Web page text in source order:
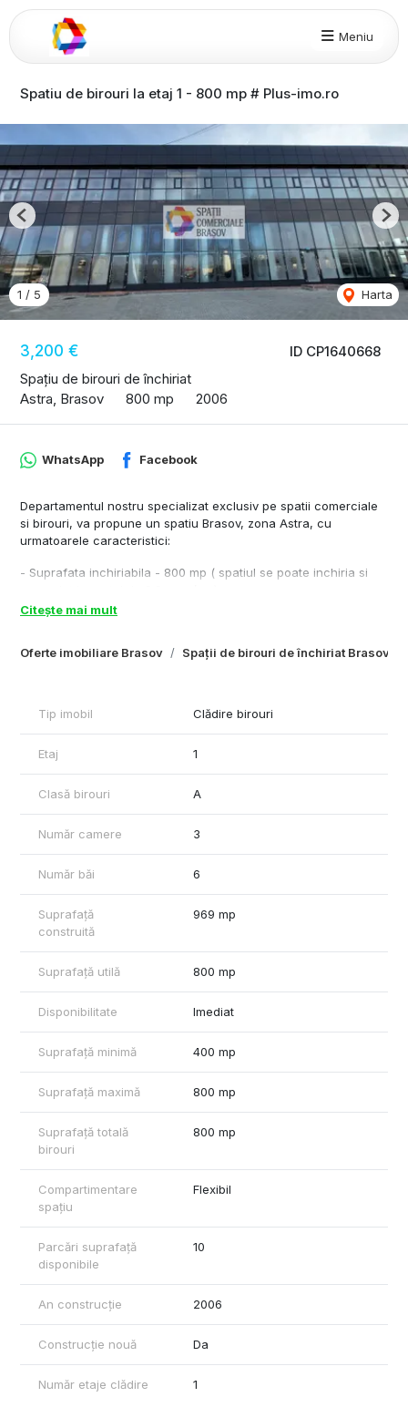
Meniu
Spatiu de birouri la etaj 1 - 800 mp # Plus-imo.ro
ID CP1640668
3,200 €
Spațiu de birouri de închiriat
Astra, Brasov
800 mp 2006
1 / 5 Harta
Previous
Oferte imobiliare Brasov Spații de birouri de închiriat Brasov
WhatsApp Facebook
Departamentul nostru specializat exclusiv pe spatii comerciale
si birouri, va propune un spatiu Brasov, zona Astra, cu
urmatoarele caracteristici:
- Suprafata inchiriabila - 800 mp ( spatiul se poate inchiria si
- Etajul - 1
depozitare, hol, chicineta
iluminat, receptie, grupuri sanitare
Cu respect,
Rares Feraru – Commercial Real Estate Specialist
Plus Imo
Tel: +40790070077
Citește mai mult
Tip imobil Clădire birouri
Etaj 1
Clasă birouri A
Număr camere 3
Număr băi 6
Suprafață
construită
969 mp
Suprafață utilă 800 mp
Disponibilitate Imediat
Suprafață minimă 400 mp
Suprafață maximă 800 mp
Suprafață totală
birouri
800 mp
Compartimentare
spațiu
Flexibil
Parcări suprafață
disponibile
10
An construcție 2006
Construcție nouă Da
Număr etaje clădire 1